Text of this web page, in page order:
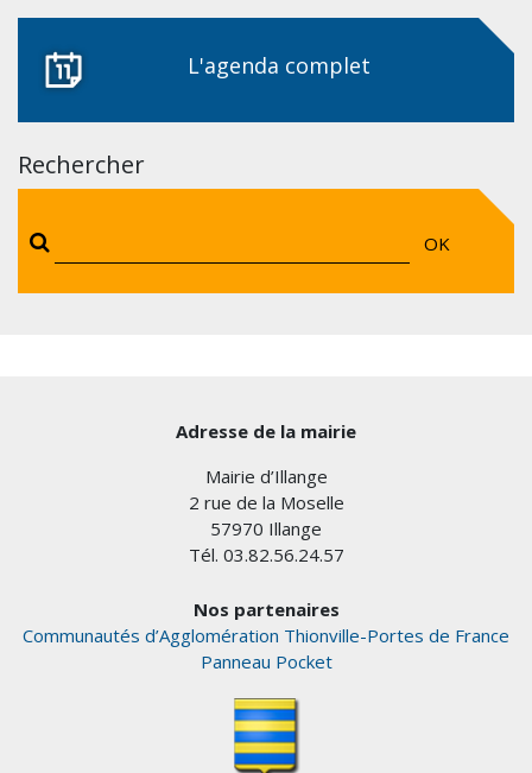
L'agenda complet
Rechercher
OK
Adresse de la mairie
Mairie d’Illange
2 rue de la Moselle
57970 Illange
Tél. 03.82.56.24.57
Nos partenaires
Communautés d’Agglomération Thionville-Portes de France
Panneau Pocket